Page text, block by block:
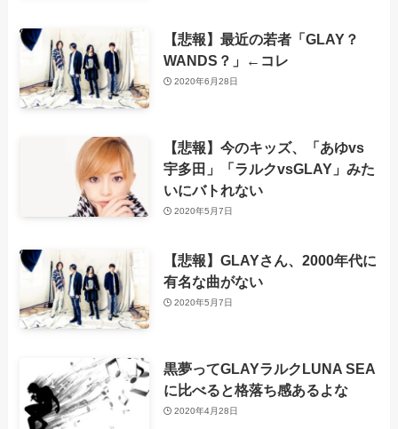
【悲報】最近の若者「GLAY？
WANDS？」←コレ
2020年6月28日
【悲報】今のキッズ、「あゆvs
宇多田」「ラルクvsGLAY」みた
いにバトれない
2020年5月7日
【悲報】GLAYさん、2000年代に
有名な曲がない
2020年5月7日
黒夢ってGLAYラルクLUNA SEA
に比べると格落ち感あるよな
2020年4月28日